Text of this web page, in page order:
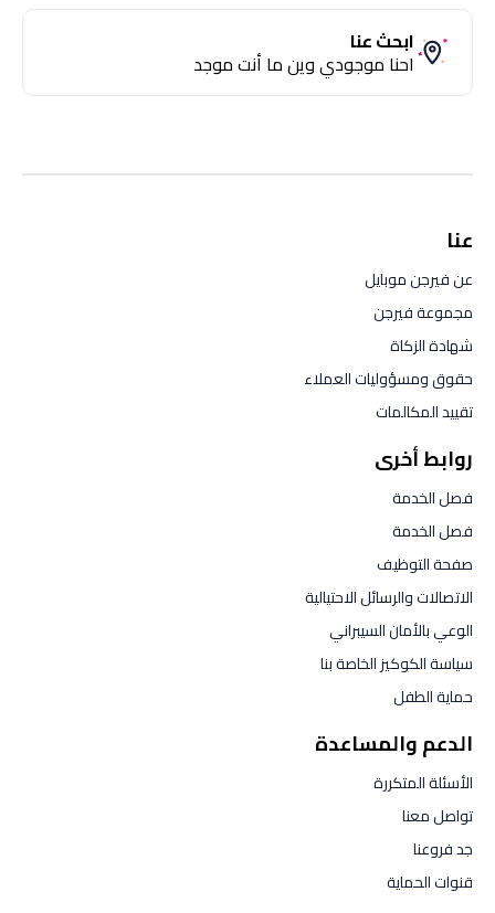
ابحث عنا
احنا موجودي وين ما أنت موجد
عنا
عن فيرجن موبايل
مجموعة فيرجن
شهادة الزكاة
حقوق ومسؤوليات العملاء
تقييد المكالمات
روابط أخرى
فصل الخدمة
فصل الخدمة
صفحة التوظيف
الاتصالات والرسائل الاحتيالية
الوعي بالأمان السيبراني
سياسة الكوكيز الخاصة بنا
حماية الطفل
الدعم والمساعدة
الأسئلة المتكررة
تواصل معنا
جد فروعنا
قنوات الحماية